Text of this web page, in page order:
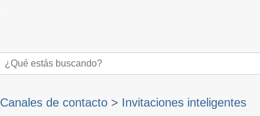
Canales de contacto> Invitaciones inteligentes